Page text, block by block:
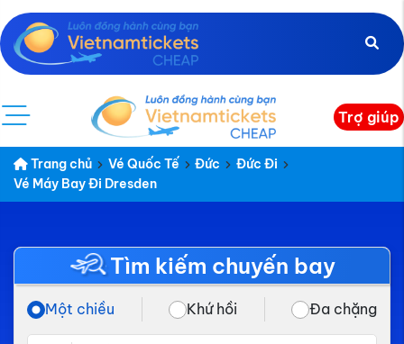
Trợ giúp
Trang chủ Vé Quốc Tế Đức
Đức Đi
Vé Máy Bay Đi Dresden
Tìm kiếm chuyến bay
Một chiều Khứ hồi Đa chặng